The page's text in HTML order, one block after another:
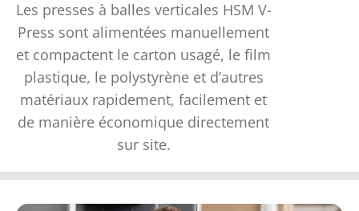
Les presses à balles verticales HSM V-
Press sont alimentées manuellement
et compactent le carton usagé, le film
plastique, le polystyrène et d’autres
matériaux rapidement, facilement et
de manière économique directement
sur site.